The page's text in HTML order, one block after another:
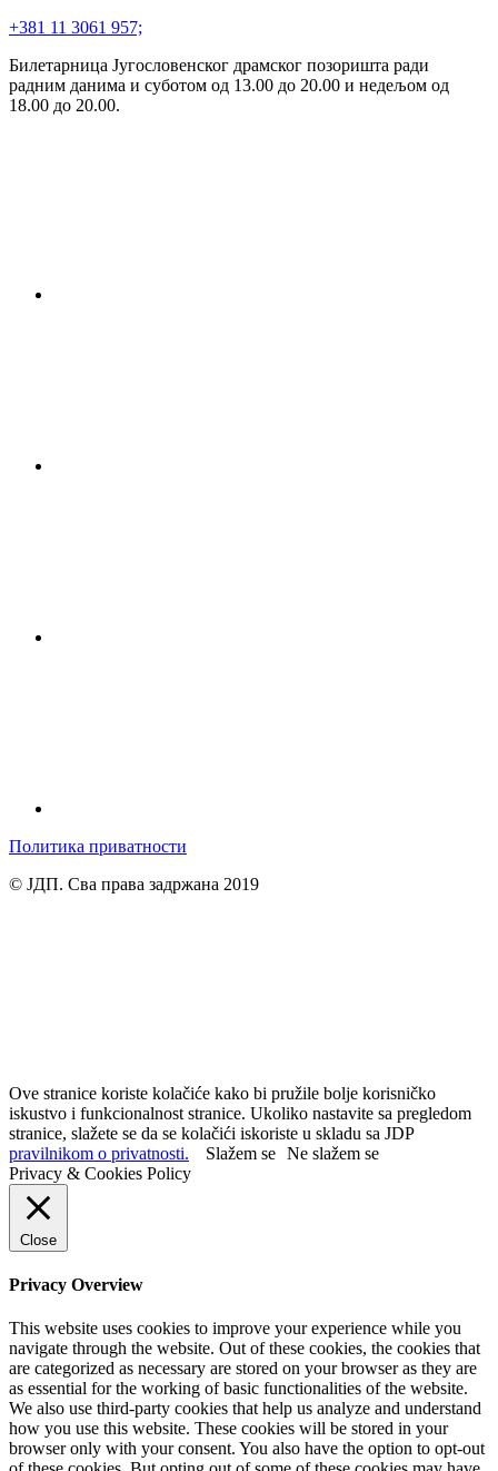
+381 11 3061 957;
Билетарница Југословенског драмског позоришта ради
радним данима и суботом од 13.00 до 20.00 и недељом од
18.00 до 20.00.
Политика приватности
© ЈДП. Сва права задржана 2019
Ove stranice koriste kolačiće kako bi pružile bolje korisničko
iskustvo i funkcionalnost stranice. Ukoliko nastavite sa pregledom
stranice, slažete se da se kolačići iskoriste u skladu sa JDP
pravilnikom o privatnosti.
Slažem se Ne slažem se
Privacy & Cookies Policy
Close
Privacy Overview
This website uses cookies to improve your experience while you
navigate through the website. Out of these cookies, the cookies that
are categorized as necessary are stored on your browser as they are
as essential for the working of basic functionalities of the website.
We also use third-party cookies that help us analyze and understand
how you use this website. These cookies will be stored in your
browser only with your consent. You also have the option to opt-out